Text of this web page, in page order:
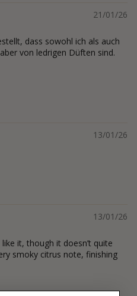
21/01/26
dass sowohl ich als auch
von ledrigen Düften sind.
13/01/26
13/01/26
it, though it doesn’t quite
smoky citrus note, finishing